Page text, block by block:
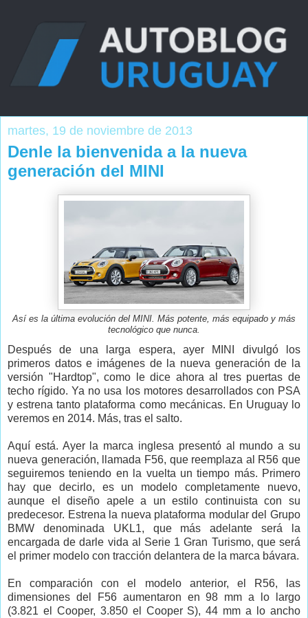
martes, 19 de noviembre de 2013
Denle la bienvenida a la nueva
generación del MINI
Así es la última evolución del MINI. Más potente, más equipado y más
tecnológico que nunca.
Después de una larga espera, ayer MINI divulgó los
primeros datos e imágenes de la nueva generación de la
versión "Hardtop", como le dice ahora al tres puertas de
techo rígido. Ya no usa los motores desarrollados con PSA
y estrena tanto plataforma como mecánicas. En Uruguay lo
veremos en 2014. Más, tras el salto.
Aquí está. Ayer la marca inglesa presentó al mundo a su
nueva generación, llamada F56, que reemplaza al R56 que
seguiremos teniendo en la vuelta un tiempo más. Primero
hay que decirlo, es un modelo completamente nuevo,
aunque el diseño apele a un estilo continuista con su
predecesor. Estrena la nueva plataforma modular del Grupo
BMW denominada UKL1, que más adelante será la
encargada de darle vida al Serie 1 Gran Turismo, que será
el primer modelo con tracción delantera de la marca bávara.
En comparación con el modelo anterior, el R56, las
dimensiones del F56 aumentaron en 98 mm a lo largo
(3.821 el Cooper, 3.850 el Cooper S), 44 mm a lo ancho